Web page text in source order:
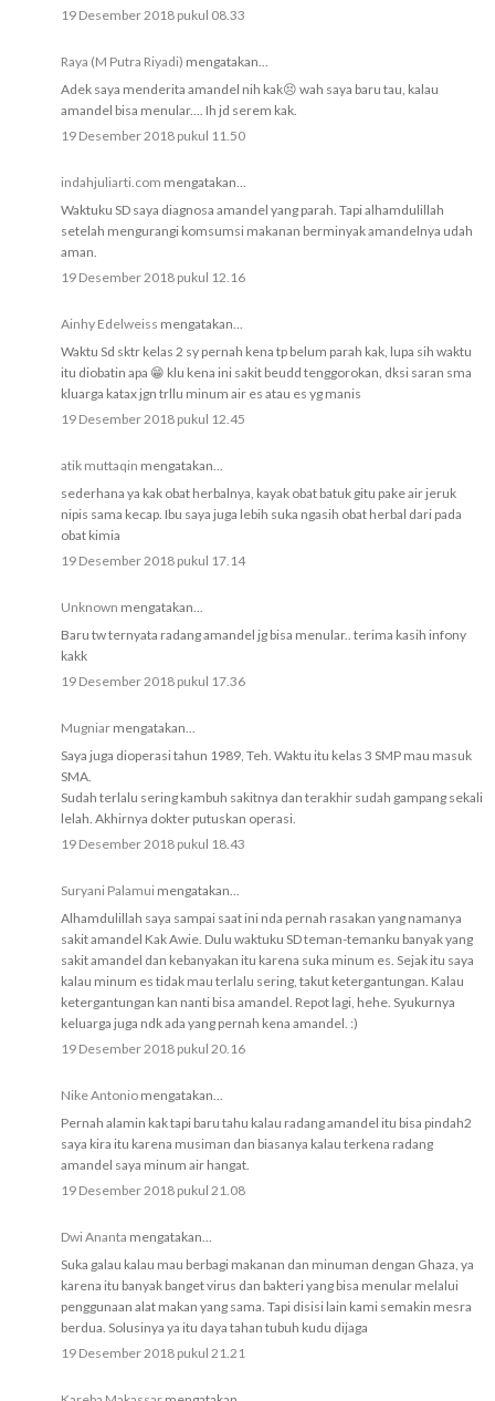
19 Desember 2018 pukul 08.33
Raya (M Putra Riyadi) mengatakan...
Adek saya menderita amandel nih kak😣 wah saya baru tau, kalau
amandel bisa menular.... Ih jd serem kak.
19 Desember 2018 pukul 11.50
indahjuliarti.com mengatakan...
Waktuku SD saya diagnosa amandel yang parah. Tapi alhamdulillah
setelah mengurangi komsumsi makanan berminyak amandelnya udah
aman.
19 Desember 2018 pukul 12.16
Ainhy Edelweiss mengatakan...
Waktu Sd sktr kelas 2 sy pernah kena tp belum parah kak, lupa sih waktu
itu diobatin apa 😁 klu kena ini sakit beudd tenggorokan, dksi saran sma
kluarga katax jgn trllu minum air es atau es yg manis
19 Desember 2018 pukul 12.45
atik muttaqin mengatakan...
sederhana ya kak obat herbalnya, kayak obat batuk gitu pake air jeruk
nipis sama kecap. Ibu saya juga lebih suka ngasih obat herbal dari pada
obat kimia
19 Desember 2018 pukul 17.14
Unknown mengatakan...
Baru tw ternyata radang amandel jg bisa menular.. terima kasih infony
kakk
19 Desember 2018 pukul 17.36
Mugniar mengatakan...
Saya juga dioperasi tahun 1989, Teh. Waktu itu kelas 3 SMP mau masuk
SMA.
Sudah terlalu sering kambuh sakitnya dan terakhir sudah gampang sekali
lelah. Akhirnya dokter putuskan operasi.
19 Desember 2018 pukul 18.43
Suryani Palamui mengatakan...
Alhamdulillah saya sampai saat ini nda pernah rasakan yang namanya
sakit amandel Kak Awie. Dulu waktuku SD teman-temanku banyak yang
sakit amandel dan kebanyakan itu karena suka minum es. Sejak itu saya
kalau minum es tidak mau terlalu sering, takut ketergantungan. Kalau
ketergantungan kan nanti bisa amandel. Repot lagi, hehe. Syukurnya
keluarga juga ndk ada yang pernah kena amandel. :)
19 Desember 2018 pukul 20.16
Nike Antonio mengatakan...
Pernah alamin kak tapi baru tahu kalau radang amandel itu bisa pindah2
saya kira itu karena musiman dan biasanya kalau terkena radang
amandel saya minum air hangat.
19 Desember 2018 pukul 21.08
Dwi Ananta mengatakan...
Suka galau kalau mau berbagi makanan dan minuman dengan Ghaza, ya
karena itu banyak banget virus dan bakteri yang bisa menular melalui
penggunaan alat makan yang sama. Tapi disisi lain kami semakin mesra
berdua. Solusinya ya itu daya tahan tubuh kudu dijaga
19 Desember 2018 pukul 21.21